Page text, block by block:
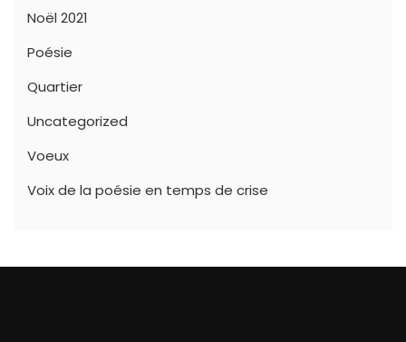
Noël 2021
Poésie
Quartier
Uncategorized
Voeux
Voix de la poésie en temps de crise